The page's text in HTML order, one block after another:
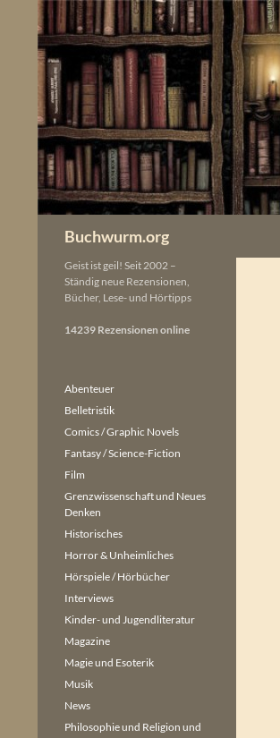
springen
Buchwurm.org
Geist ist geil! Seit 2002 –
Ständig neue Rezensionen,
Bücher, Lese- und Hörtipps
14239 Rezensionen online
Abenteuer
Belletristik
Comics / Graphic Novels
Fantasy / Science-Fiction
Film
Grenzwissenschaft und Neues
Denken
Historisches
Horror & Unheimliches
Hörspiele / Hörbücher
Interviews
Kinder- und Jugendliteratur
Magazine
Magie und Esoterik
Musik
News
Philosophie und Religion und